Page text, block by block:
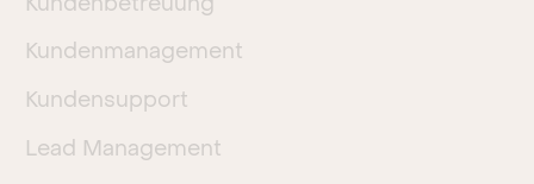
Kundenbetreuung
Kundenmanagement
Kundensupport
Lead Management